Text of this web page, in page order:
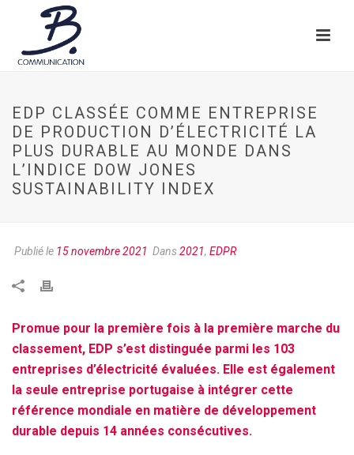
EDP CLASSÉE COMME ENTREPRISE
DE PRODUCTION D’ÉLECTRICITÉ LA
PLUS DURABLE AU MONDE DANS
L’INDICE DOW JONES
SUSTAINABILITY INDEX
Publié le 15 novembre 2021 Dans2021, EDPR
Promue pour la première fois à la première marche du
classement, EDP s’est distinguée parmi les 103
entreprises d’électricité évaluées. Elle est également
la seule entreprise portugaise à intégrer cette
référence mondiale en matière de développement
durable depuis 14 années consécutives.